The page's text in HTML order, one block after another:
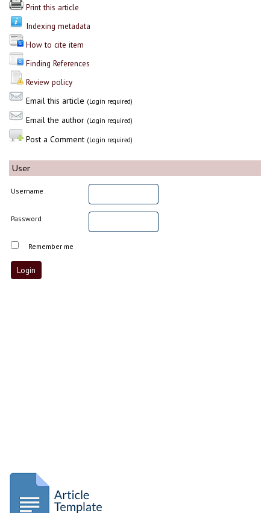
Print this article
Indexing metadata
How to cite item
Finding References
Review policy
Email this article (Login required)
Email the author (Login required)
Post a Comment (Login required)
User
Username
Password
Remember me